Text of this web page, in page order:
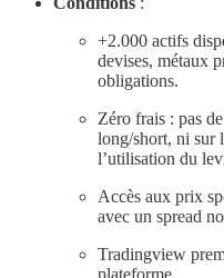
+2.000 actifs
devises, métaux
obligations.
Zéro frais : pas
long/short, ni sur
l’utilisation du
Accès aux prix
avec un spread
Tradingview
plateforme.